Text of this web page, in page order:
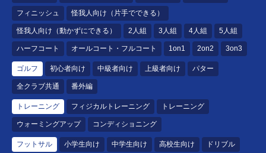
フィニッシュ 怪我人向け（片手でできる）
怪我人向け（動かずにできる） 2人組 3人組 4人組 5人組
ハーフコート オールコート・フルコート 1on1 2on2 3on3
ゴルフ 初心者向け 中級者向け 上級者向け パター
全クラブ共通 番外編
トレーニング フィジカルトレーニング トレーニング
ウォーミングアップ コンディショニング
フットサル 小学生向け 中学生向け 高校生向け ドリブル